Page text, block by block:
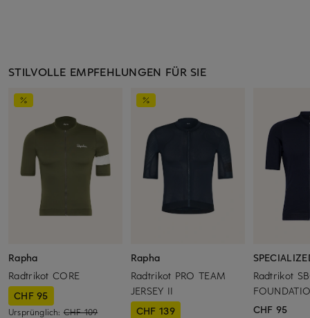
STILVOLLE EMPFEHLUNGEN FÜR SIE
Rapha
Radtrikot CORE
CHF 95
Ursprünglich: CHF 109
Rapha
Radtrikot PRO TEAM
JERSEY II
CHF 139
Radtrikot
CHF 95